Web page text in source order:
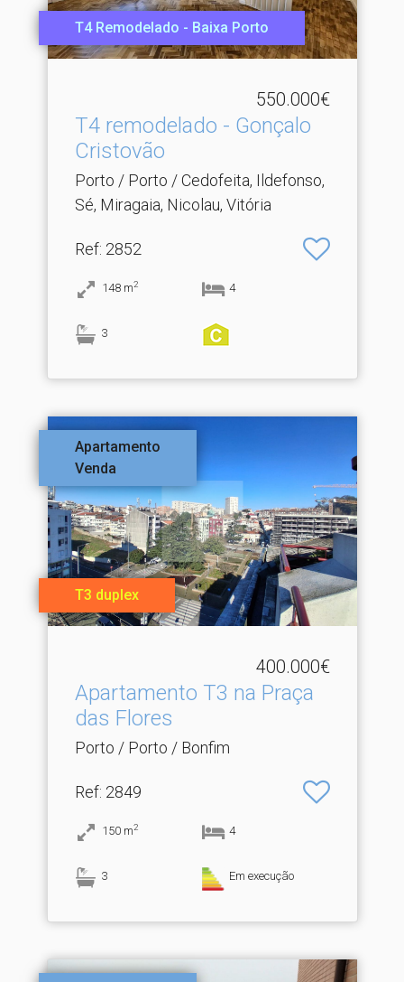
T4 Remodelado - Baixa Porto
550.000€
T4 remodelado - Gonçalo
Cristovão
Porto / Porto / Cedofeita, Ildefonso,
Sé, Miragaia, Nicolau, Vitória
Ref: 2852
148 m2 4
3
Apartamento
Venda
T3 duplex
400.000€
Apartamento T3 na Praça
das Flores
Porto / Porto / Bonfim
Ref: 2849
150 m2 4
3 Em execução